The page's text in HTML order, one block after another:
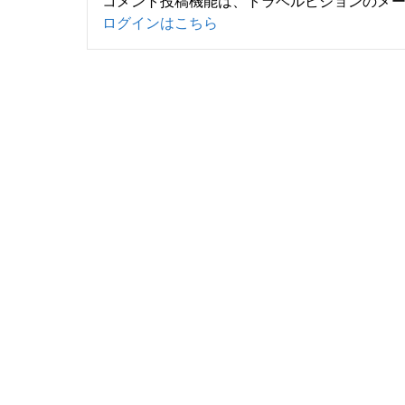
ログインはこちら